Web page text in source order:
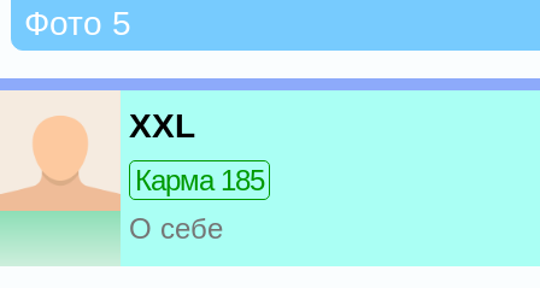
Фото 5
XXL
Карма 185
О себе